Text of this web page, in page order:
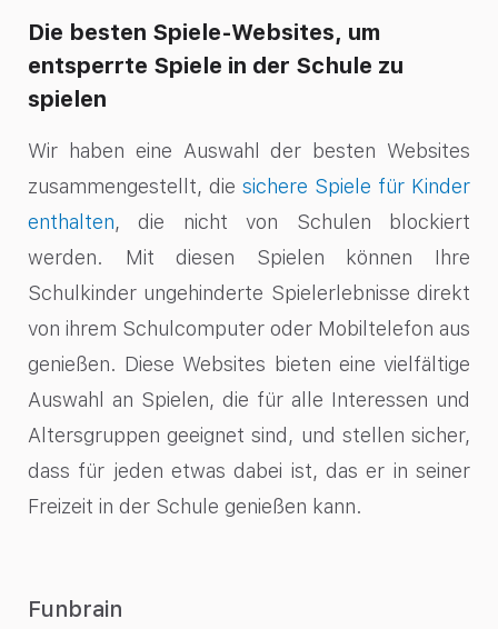
Die besten Spiele-Websites, um
entsperrte Spiele in der Schule zu
spielen
Wir haben eine Auswahl der besten Websites
zusammengestellt, die sichere Spiele für Kinder
enthalten, die nicht von Schulen blockiert
werden. Mit diesen Spielen können Ihre
Schulkinder ungehinderte Spielerlebnisse direkt
von ihrem Schulcomputer oder Mobiltelefon aus
genießen. Diese Websites bieten eine vielfältige
Auswahl an Spielen, die für alle Interessen und
Altersgruppen geeignet sind, und stellen sicher,
dass für jeden etwas dabei ist, das er in seiner
Freizeit in der Schule genießen kann.
Funbrain